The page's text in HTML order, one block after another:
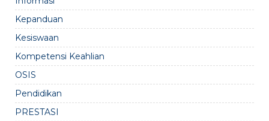
Kepanduan
Kesiswaan
Kompetensi Keahlian
OSIS
Pendidikan
PRESTASI